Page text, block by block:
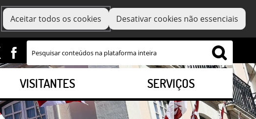
Aceitar todos os cookies Desativar cookies não essenciais
VISITANTES SERVIÇOS